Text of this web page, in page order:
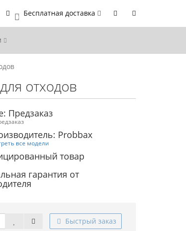
0 Бесплатная доставка
отходов
Предзаказ
Probbax
все модели
товар
гарантия от
Быстрый заказ